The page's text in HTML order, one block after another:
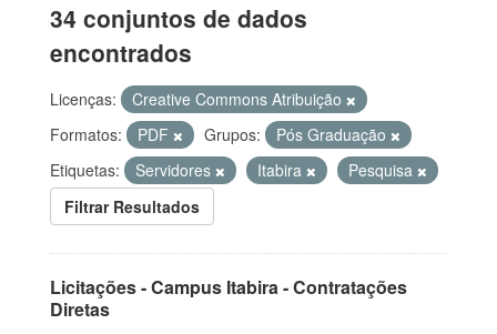
34 conjuntos de dados
encontrados
Licenças:
Creative Commons Atribuição
Formatos:
PDF Grupos:
Pós Graduação
Etiquetas:
Servidores Itabira
Pesquisa
Filtrar Resultados
Licitações - Campus Itabira - Contratações
Diretas